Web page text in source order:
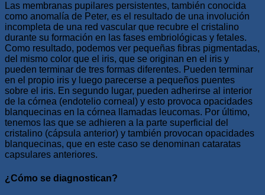
Las membranas pupilares persistentes, también conocida
como anomalía de Peter, es el resultado de una involución
incompleta de una red vascular que recubre el cristalino
durante su formación en las fases embriológicas y fetales.
Como resultado, podemos ver pequeñas fibras pigmentadas,
del mismo color que el iris, que se originan en el iris y
pueden terminar de tres formas diferentes. Pueden terminar
en el propio iris y luego parecerse a pequeños puentes
sobre el iris. En segundo lugar, pueden adherirse al interior
de la córnea (endotelio corneal) y esto provoca opacidades
blanquecinas en la córnea llamadas leucomas. Por último,
tenemos las que se adhieren a la parte superficial del
cristalino (cápsula anterior) y también provocan opacidades
blanquecinas, que en este caso se denominan cataratas
capsulares anteriores.
¿Cómo se diagnostican?